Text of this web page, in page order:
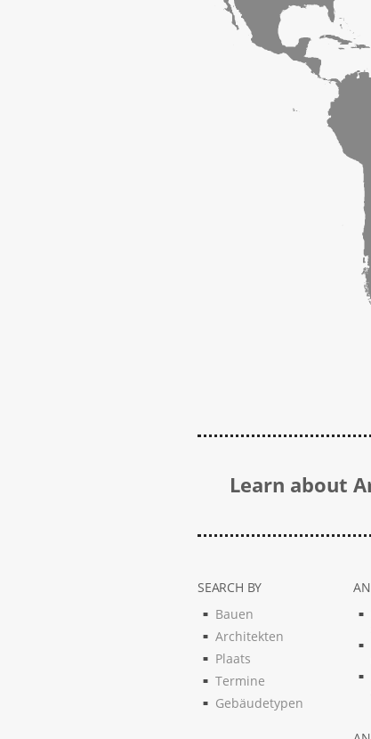
Learn about
SEARCH BY
Bauen
Architekten
Plaats
Termine
Gebäudetypen